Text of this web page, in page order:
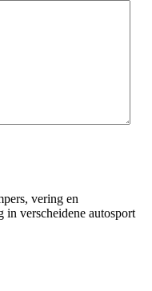
vering en
in verscheidene autosport